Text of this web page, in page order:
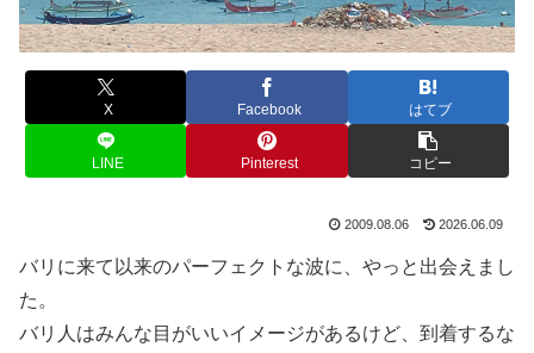
X Facebook はてブ
LINE Pinterest コピー
2009.08.06 2026.06.09
バリに来て以来のパーフェクトな波に、やっと出会えまし
た。
バリ人はみんな目がいいイメージがあるけど、到着するな